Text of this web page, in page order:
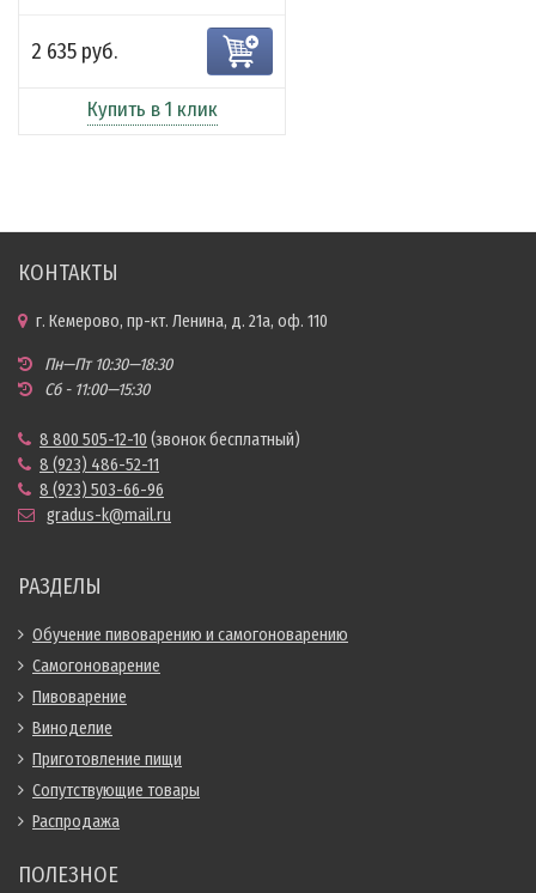
2 635 руб.
Купить в 1 клик
КОНТАКТЫ
г. Кемерово, пр-кт. Ленина, д. 21а, оф. 110
Пн—Пт 10:30—18:30
Сб - 11:00—15:30
8 800 505-12-10 (звонок бесплатный)
8 (923) 486-52-11
8 (923) 503-66-96
gradus-k@mail.ru
РАЗДЕЛЫ
Обучение пивоварению и самогоноварению
Самогоноварение
Пивоварение
Виноделие
Приготовление пищи
Сопутствующие товары
Распродажа
ПОЛЕЗНОЕ